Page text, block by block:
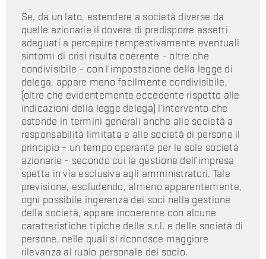
Se, da un lato, estendere a società diverse da
quelle azionarie il dovere di predisporre assetti
adeguati a percepire tempestivamente eventuali
sintomi di crisi risulta coerente – oltre che
condivisibile – con l’impostazione della legge di
delega, appare meno facilmente condivisibile,
(oltre che evidentemente eccedente rispetto alle
indicazioni della legge delega) l’intervento che
estende in termini generali anche alle società a
responsabilità limitata e alle società di persone il
principio – un tempo operante per le sole società
azionarie – secondo cui la gestione dell’impresa
spetta in via esclusiva agli amministratori. Tale
previsione, escludendo, almeno apparentemente,
ogni possibile ingerenza dei soci nella gestione
della società, appare incoerente con alcune
caratteristiche tipiche delle s.r.l. e delle società di
persone, nelle quali si riconosce maggiore
rilevanza al ruolo personale del socio.